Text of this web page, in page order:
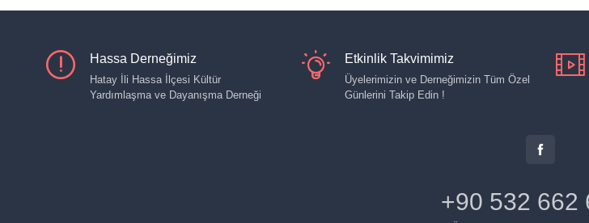
Hassa Derneğimiz
Hatay İli Hassa İlçesi Kültür
Yardımlaşma ve Dayanışma Derneği
Etkinlik Takvimimiz
Üyelerimizin ve Derneğimizin Tüm Özel
Günlerini Takip Edin !
+90 532 662